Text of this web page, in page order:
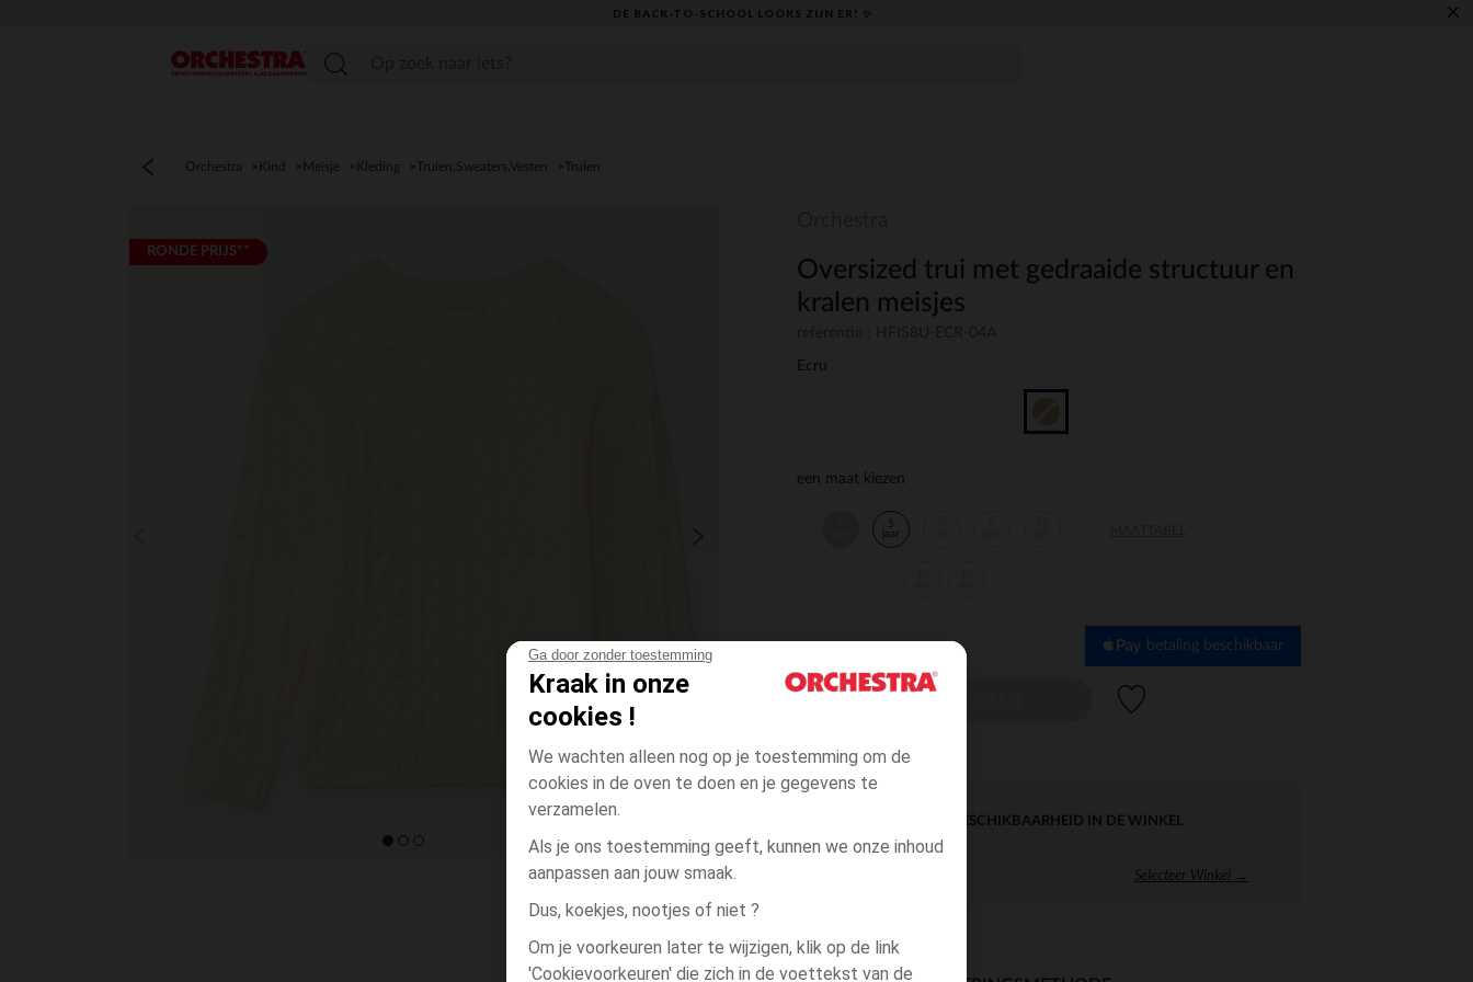
Ga door zonder toestemming
Kraak in onze
cookies !
We wachten alleen nog op je toestemming om de
cookies in de oven te doen en je gegevens te
verzamelen.
Als je ons toestemming geeft, kunnen we onze inhoud
aanpassen aan jouw smaak.
Dus, koekjes, nootjes of niet ?
Om je voorkeuren later te wijzigen, klik op de link
'Cookievoorkeuren' die zich in de voettekst van de
DE BACK-TO-SCHOOL LOOKS ZIJN ER! ✨ ×
menu
Orchestra Kind Meisje Kleding Truien,Sweaters,Vesten Truien
RONDE PRIJS**
Oversized trui met gedraaide structuur en
kralen meisjes
Ecru
een maat kiezen
5
jaar
betaling beschikbaar
DIRECTE BESCHIKBAARHEID IN DE WINKEL
Selecteer Winkel →